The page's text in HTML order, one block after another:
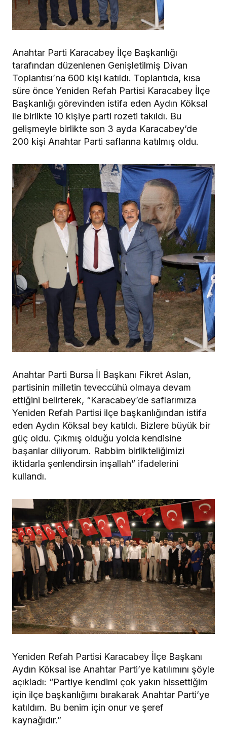
Anahtar Parti Karacabey İlçe Başkanlığı
tarafından düzenlenen Genişletilmiş Divan
Toplantısı’na 600 kişi katıldı. Toplantıda, kısa
süre önce Yeniden Refah Partisi Karacabey İlçe
Başkanlığı görevinden istifa eden Aydın Köksal
ile birlikte 10 kişiye parti rozeti takıldı. Bu
gelişmeyle birlikte son 3 ayda Karacabey’de
200 kişi Anahtar Parti saflarına katılmış oldu.
Anahtar Parti Bursa İl Başkanı Fikret Aslan,
partisinin milletin teveccühü olmaya devam
ettiğini belirterek, “Karacabey’de saflarımıza
Yeniden Refah Partisi ilçe başkanlığından istifa
eden Aydın Köksal bey katıldı. Bizlere büyük bir
güç oldu. Çıkmış olduğu yolda kendisine
başarılar diliyorum. Rabbim birlikteliğimizi
iktidarla şenlendirsin inşallah” ifadelerini
kullandı.
Yeniden Refah Partisi Karacabey İlçe Başkanı
Aydın Köksal ise Anahtar Parti’ye katılımını şöyle
açıkladı: “Partiye kendimi çok yakın hissettiğim
için ilçe başkanlığımı bırakarak Anahtar Parti’ye
katıldım. Bu benim için onur ve şeref
kaynağıdır.”